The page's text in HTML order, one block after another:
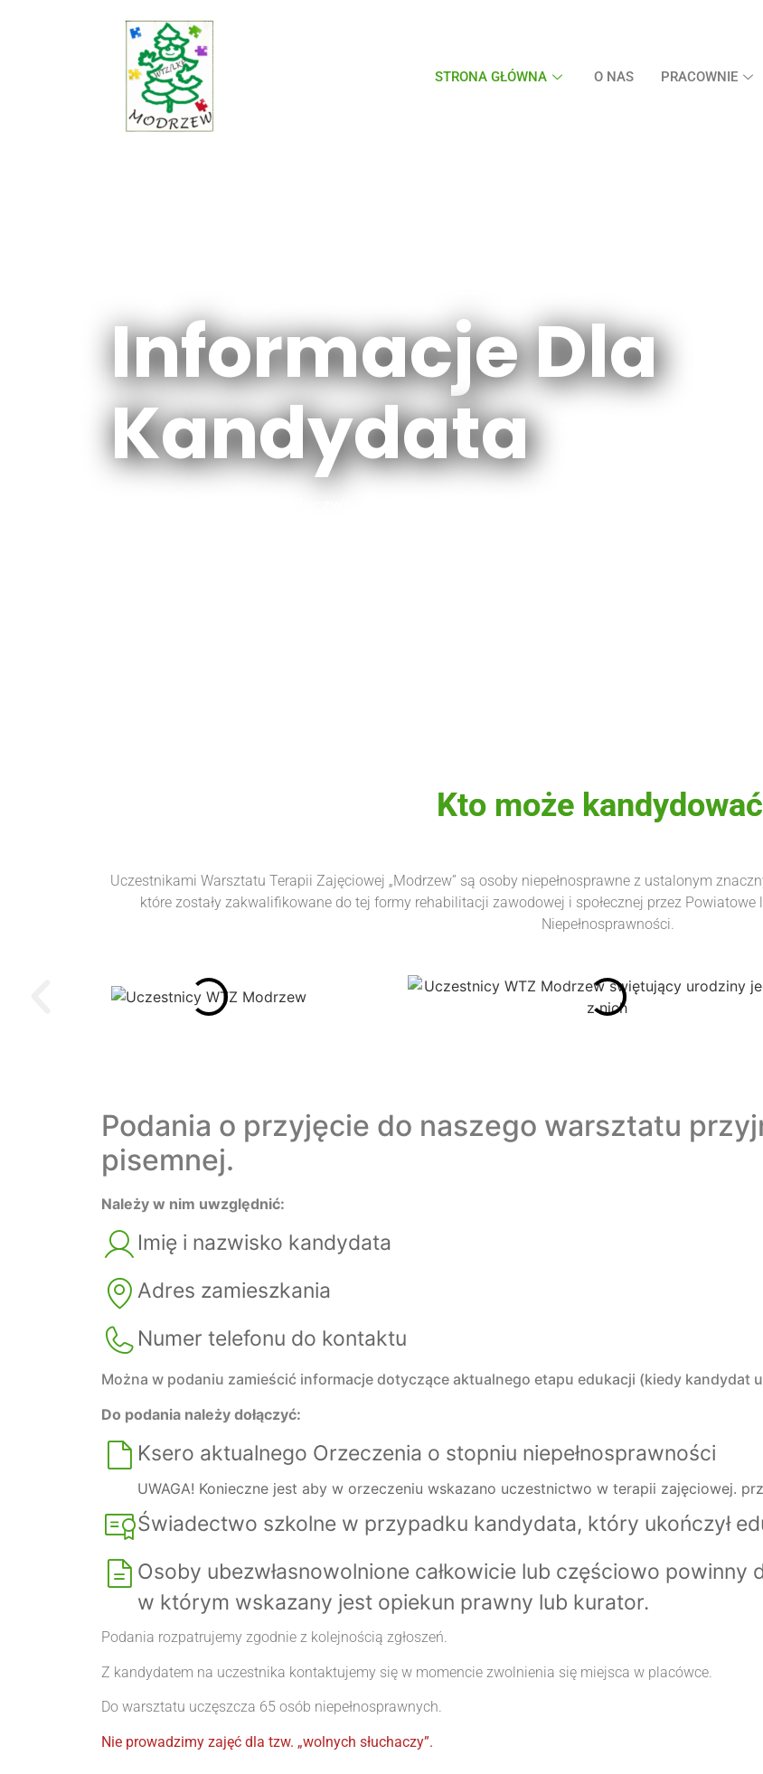
STRONA GŁÓWNA O NAS PRACOWNIE
Informacje Dla
Kandydata
Kto może
Uczestnikami Warsztatu Terapii Zajęciowej „Modrzew” są osoby niepełnosprawne z ustalonym
które zostały zakwalifikowane do tej formy rehabilitacji zawodowej i społecznej przez Powiatowe
Niepełnosprawności.
Podania o przyjęcie do naszego warsztatu
pisemnej.
Należy w nim uwzględnić:
Imię i nazwisko kandydata
Adres zamieszkania
Numer telefonu do kontaktu
Można w podaniu zamieścić informacje dotyczące aktualnego etapu edukacji (kiedy kandydat
Do podania należy dołączyć:
Ksero aktualnego Orzeczenia o stopniu niepełnosprawności
UWAGA! Konieczne jest aby w orzeczeniu wskazano uczestnictwo w terapii zajęciowej.
Świadectwo szkolne w przypadku kandydata, który ukończył
Osoby ubezwłasnowolnione całkowicie lub częściowo powinny
w którym wskazany jest opiekun prawny lub kurator.
Podania rozpatrujemy zgodnie z kolejnością zgłoszeń.
Z kandydatem na uczestnika kontaktujemy się w momencie zwolnienia się miejsca w placówce.
Do warsztatu uczęszcza 65 osób niepełnosprawnych.
Nie prowadzimy zajęć dla tzw. „wolnych słuchaczy”.